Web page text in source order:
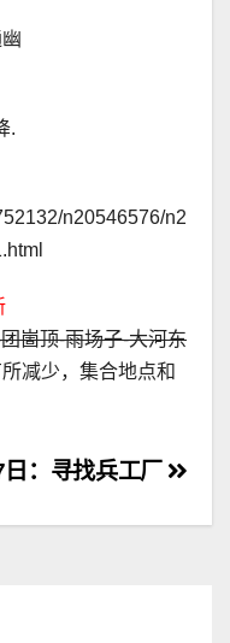
.
n20546576/n2
崮顶-雨场子-大河东
减少，集合地点和
：寻找兵工厂